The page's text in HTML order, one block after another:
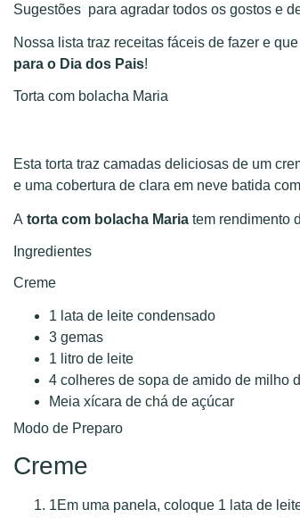
Sugestões para agradar todos os gostos e
Nossa lista traz receitas fáceis de fazer e
para o Dia dos Pais!
Torta com bolacha Maria
Esta torta traz camadas deliciosas de um
e uma cobertura de clara em neve batida
A torta com bolacha Maria tem rendimento
Ingredientes
Creme
1 lata de leite condensado
3 gemas
1 litro de leite
4 colheres de sopa de amido de milho
Meia xícara de chá de açúcar
Modo de Preparo
Creme
1Em uma panela, coloque 1 lata de